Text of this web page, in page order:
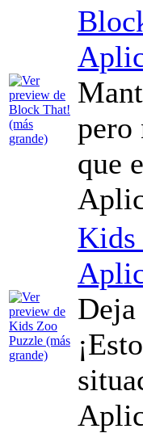
pero
que
Kids